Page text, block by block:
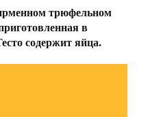
трюфельном
в
содержит яйца.